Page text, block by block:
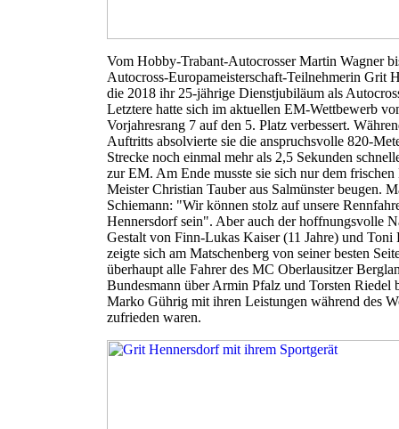
Vom Hobby-Trabant-Autocrosser Martin Wagner
Autocross-Europameisterschaft-Teilnehmerin Grit
die 2018 ihr 25-jährige Dienstjubiläum als
Letztere hatte sich im aktuellen EM-Wettbewerb
Vorjahresrang 7 auf den 5. Platz verbessert.
Auftritts absolvierte sie die anspruchsvolle 820-
Strecke noch einmal mehr als 2,5 Sekunden
zur EM. Am Ende musste sie sich nur dem frischen
Meister Christian Tauber aus Salmünster beugen.
Schiemann: "Wir können stolz auf unsere
Hennersdorf sein". Aber auch der hoffnungsvolle
Gestalt von Finn-Lukas Kaiser (11 Jahre) und Toni
zeigte sich am Matschenberg von seiner besten
überhaupt alle Fahrer des MC Oberlausitzer
Bundesmann über Armin Pfalz und Torsten Riedel
Marko Gührig mit ihren Leistungen während des
zufrieden waren.